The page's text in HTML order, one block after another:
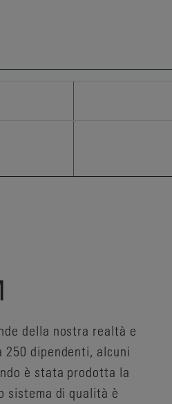
della nostra realtà e
250 dipendenti, alcuni
è stata prodotta la
sistema di qualità è